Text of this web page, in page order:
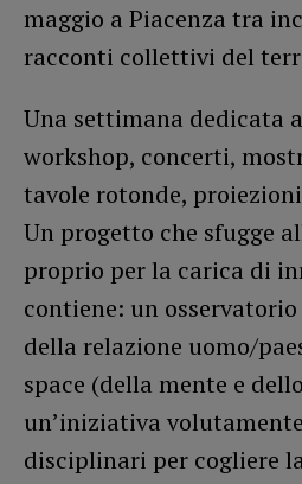
maggio a Piacenza tra
racconti collettivi del
Una settimana dedicata
workshop, concerti,
tavole rotonde,
Un progetto che sfugge
proprio per la carica di
contiene: un
della relazione uomo/
space (della mente e
un’iniziativa
disciplinari per cogliere